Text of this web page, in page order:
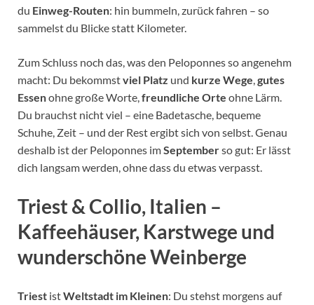
du Einweg-Routen: hin bummeln, zurück fahren – so
sammelst du Blicke statt Kilometer.
Zum Schluss noch das, was den Peloponnes so angenehm
macht: Du bekommstviel Platz und kurze Wege gutes
Essenohne große Worte, freundliche Orte ohne Lärm.
Du brauchst nicht viel – eine Badetasche, bequeme
Schuhe, Zeit – und der Rest ergibt sich von selbst. Genau
deshalb ist der Peloponnes imSeptemberso gut: Er lässt
dich langsam werden, ohne dass du etwas verpasst.
Triest & Collio, Italien –
Kaffeehäuser, Karstwege und
wunderschöneWeinberge
Triest istWeltstadt im Kleinen: Du stehst morgens auf